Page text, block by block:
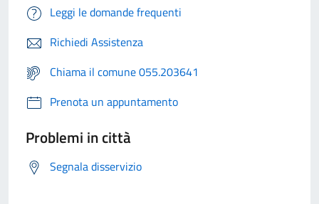
Leggi le domande frequenti
Richiedi Assistenza
Chiama il comune 055.203641
Prenota un appuntamento
Problemi in città
Segnala disservizio